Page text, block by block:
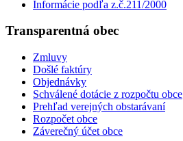
Informácie podľa z.č.211/2000
Transparentná obec
Zmluvy
Došlé faktúry
Objednávky
Schválené dotácie z rozpočtu obce
Prehľad verejných obstarávaní
Rozpočet obce
Záverečný účet obce